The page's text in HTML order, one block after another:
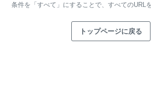
条件を「すべて」にすることで、 すべてのURL
トップページに戻る